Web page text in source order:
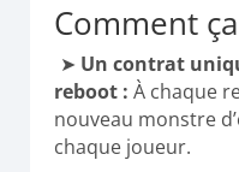
Comment
Un contrat
reboot : À chaque
nouveau monstre
chaque joueur.